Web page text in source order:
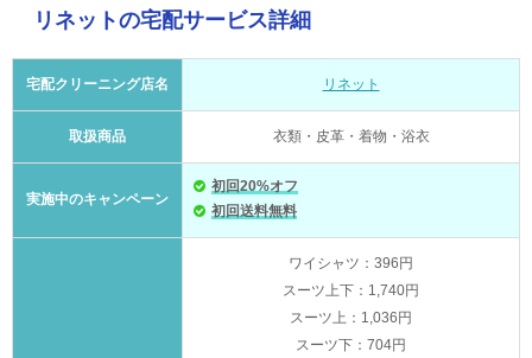
リネットの宅配サービス詳細
宅配クリーニング店名 リネット
取扱商品 衣類・皮革・着物・浴衣
実施中のキャンペーン
初回20%オフ
初回送料無料
ワイシャツ：396円
スーツ上下：1,740円
スーツ上：1,036円
スーツ下：704円